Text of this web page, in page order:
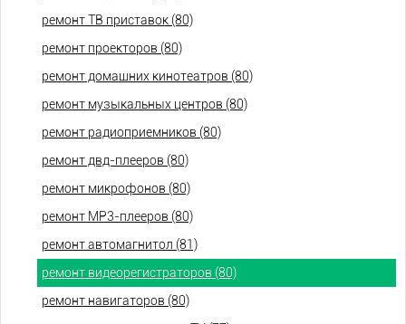
ремонт ТВ приставок (80)
ремонт проекторов (80)
ремонт домашних кинотеатров (80)
ремонт музыкальных центров (80)
ремонт радиоприемников (80)
ремонт двд-плееров (80)
ремонт микрофонов (80)
ремонт МР3-плееров (80)
ремонт автомагнитол (81)
ремонт видеорегистраторов (80)
ремонт навигаторов (80)